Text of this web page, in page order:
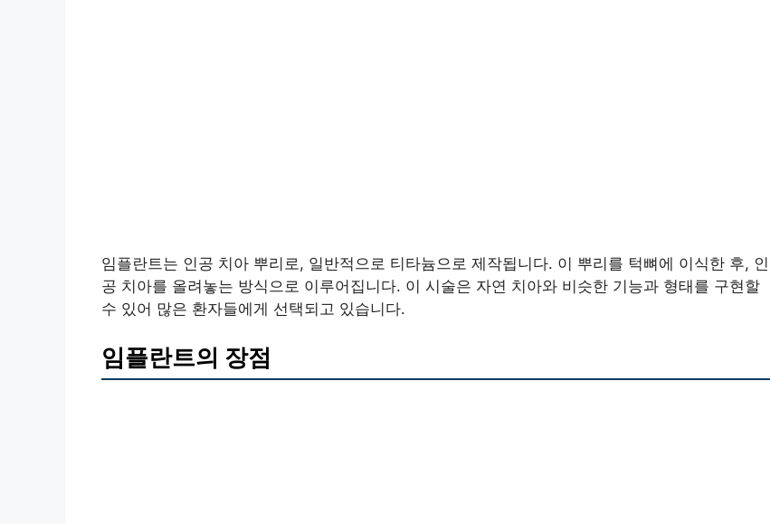
임플란트는 인공 치아 뿌리로, 일반적으로 티타늄으로 제작됩니다. 이 뿌리를 턱뼈에 이식한 후, 인
공 치아를 올려놓는 방식으로 이루어집니다. 이 시술은 자연 치아와 비슷한 기능과 형태를 구현할
수 있어 많은 환자들에게 선택되고 있습니다.
임플란트의 장점